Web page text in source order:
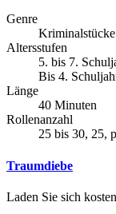
Genre
Kriminalstücke
Altersstufen
5. bis 7.
Bis 4.
Länge
40 Minuten
Rollenanzahl
25 bis 30, 25,
Traumdiebe
Laden Sie sich